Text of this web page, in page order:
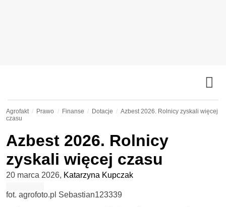
Agrofakt Prawo Finanse Dotacje
Azbest 2026. Rolnicy zyskali więcej
czasu
Azbest 2026. Rolnicy
zyskali więcej czasu
20 marca 2026, Katarzyna Kupczak
fot. agrofoto.pl Sebastian123339